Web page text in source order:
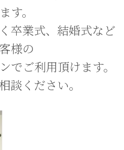
す。
卒業式、結婚式など
様の
でご利用頂けます。
談ください。